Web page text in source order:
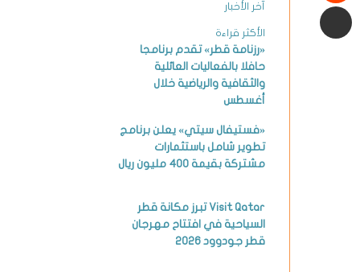
آخر الأخبار
الأكثر قراءة
«رزنامة قطر» تقدم برنامجا
حافلا بالفعاليات العائلية
والثقافية والرياضية خلال
أغسطس
«فستيفال سيتي» يعلن برنامج
تطوير شامل باستثمارات
مشتركة بقيمة 400 مليون ريال
Visit Qatar تبرز مكانة قطر
السياحية في افتتاح مهرجان
قطر جودوود 2026
شارك عبر البريد الإلكتروني